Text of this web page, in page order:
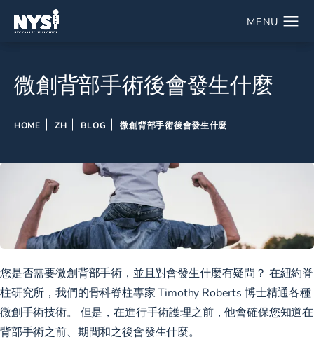
微創背部手術後會發生什麼
HOME ZH BLOG 微創背部手術後會發生什麼
您是否需要微創背部手術，並且對會發生什麼有疑問？ 在紐約脊
柱研究所，我們的骨科脊柱專家 Timothy Roberts 博士精通各種
微創手術技術。 但是，在進行手術護理之前，他會確保您知道在
背部手術之前、期間和之後會發生什麼。